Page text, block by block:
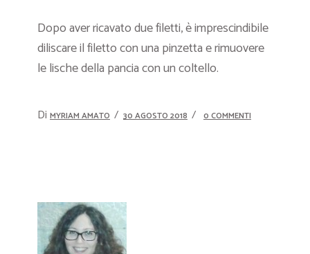
Dopo aver ricavato due filetti, è imprescindibile
diliscare il filetto con una pinzetta e rimuovere
le lische della pancia con un coltello.
Di MYRIAM AMATO 30 AGOSTO 2018 0 COMMENTI